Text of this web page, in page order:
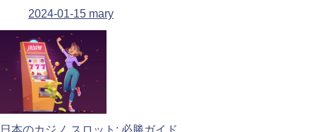
2024-01-15 mary